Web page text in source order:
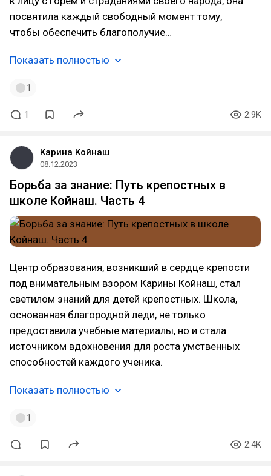
посвятила каждый свободный момент тому,
чтобы обеспечить благополучие…
Показать полностью
1
1 2.9K
Карина Койнаш
08.12.2023
Борьба за знание: Путь крепостных в
школе Койнаш. Часть 4
Центр образования, возникший в сердце крепости
под внимательным взором Карины Койнаш, стал
светилом знаний для детей крепостных. Школа,
основанная благородной леди, не только
предоставила учебные материалы, но и стала
источником вдохновения для роста умственных
способностей каждого ученика.
Показать полностью
1
2.4K